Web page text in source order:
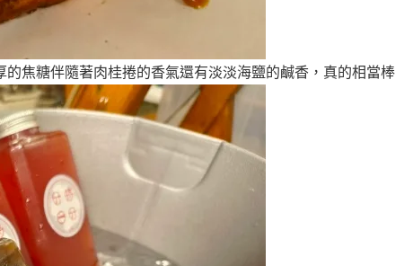
焦糖伴隨著肉桂捲的香氣還有淡淡海鹽的鹹香，真的相當棒